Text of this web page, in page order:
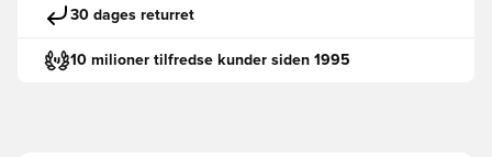
30 dages returret
10 milioner tilfredse kunder siden 1995